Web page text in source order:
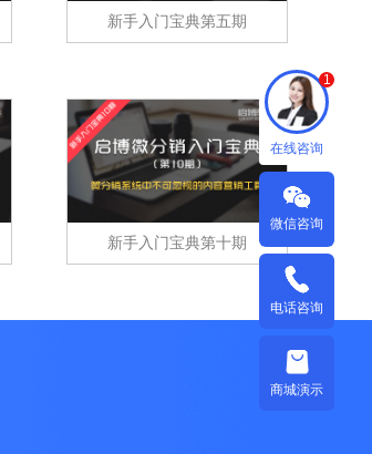
新手入门宝典第五期
新手入门宝典第十期
在线咨询
1
微信咨询
电话咨询
商城演示